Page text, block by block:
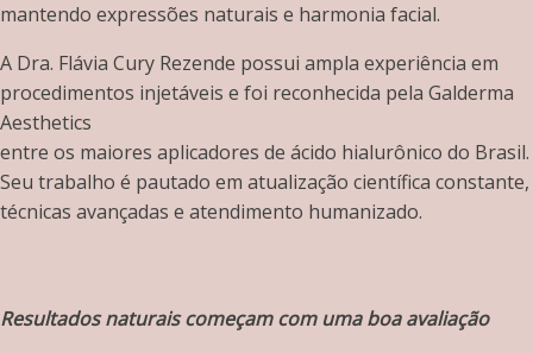
mantendo expressões naturais e harmonia facial.
A Dra. Flávia Cury Rezende possui ampla experiência em
procedimentos injetáveis e foi reconhecida pela Galderma
Aesthetics
entre os maiores aplicadores de ácido hialurônico do Brasil.
Seu trabalho é pautado em atualização científica constante,
técnicas avançadas e atendimento humanizado.
Resultados naturais começam com uma boa avaliação